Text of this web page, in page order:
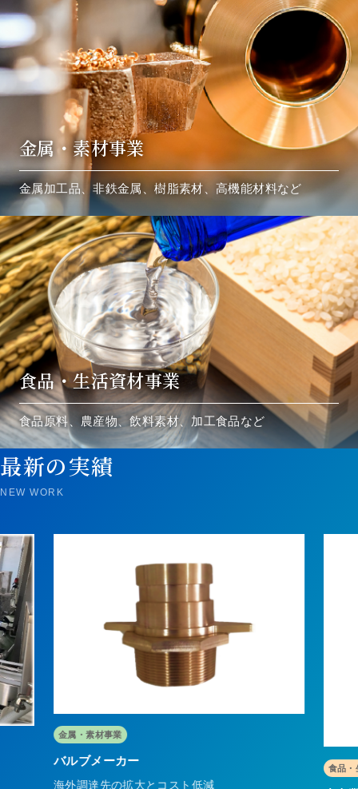
金属・素材事業
金属加工品、非鉄金属、樹脂素材、高機能材料など
食品・生活資材事業
食品原料、農産物、飲料素材、加工食品など
最新の実績
NEW WORK
食品・生活資材事業